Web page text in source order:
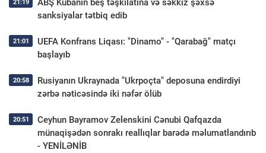
21:19
ABŞ Kubanın beş təşkilatına və səkkiz şəxsə
sanksiyalar tətbiq edib
21:01
UEFA Konfrans Liqası: "Dinamo" - "Qarabağ" matçı
başlayıb
20:58
Rusiyanın Ukraynada "Ukrpoçta" deposuna endirdiyi
zərbə nəticəsində iki nəfər ölüb
20:51
Ceyhun Bayramov Zelenskini Cənubi Qafqazda
münaqişədən sonrakı reallıqlar barədə məlumatlandırıb
- YENİLƏNİB